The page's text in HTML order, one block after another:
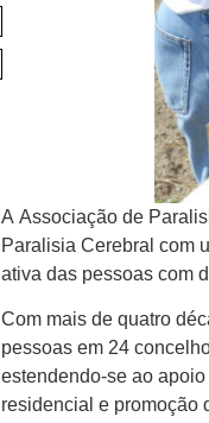
A Associação de
Paralisia Cerebral com
ativa das pessoas com
Com mais de quatro
pessoas em 24
estendendo-se ao
residencial e promoção